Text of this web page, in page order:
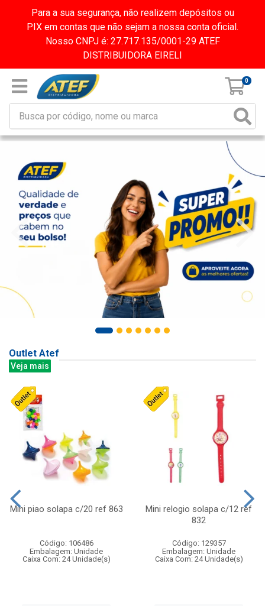
Para a sua segurança, não realizem depósitos ou
PIX em contas que não sejam a nossa conta oficial.
Nosso CNPJ é: 27.717.135/0001-29 ATEF
DISTRIBUIDORA EIRELI
0
Outlet Atef
Veja mais
Mini piao solapa c/20 ref 863
Código: 106486
Embalagem: Unidade
Caixa Com: 24 Unidade(s)
Mini relogio solapa c/12 ref
832
Código: 129357
Embalagem: Unidade
Caixa Com: 24 Unidade(s)